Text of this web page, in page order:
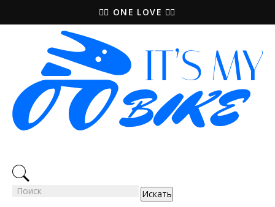
🚵‍♀️ ONE LOVE 🚴‍♀️
Искать